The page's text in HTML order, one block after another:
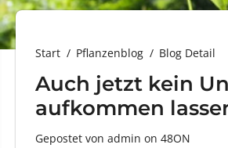
Start Pflanzenblog Blog Detail
Auch jetzt kein
aufkommen
Gepostet von admin on 48ON